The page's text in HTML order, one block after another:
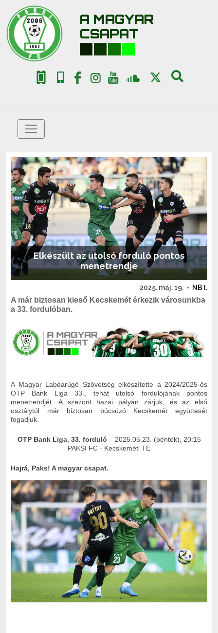
A MAGYAR
CSAPAT
Elkészült az utolsó forduló pontos
menetrendje
2025. máj. 19. - NB I.
A már biztosan kieső Kecskemét érkezik városunkba
a 33. fordulóban.
A Magyar Labdarúgó Szövetség elkészítette a 2024/2025-ös
OTP Bank Liga 33., tehát utolsó fordulójának pontos
menetrendjét. A szezont hazai pályán zárjuk, és az első
osztálytól már biztosan búcsúzó Kecskemét együttesét
fogadjuk.
OTP Bank Liga, 33. forduló – 2025.05.23. (péntek), 20:15
PAKSI FC - Kecskeméti TE
Hajrá, Paks! A magyar csapat.